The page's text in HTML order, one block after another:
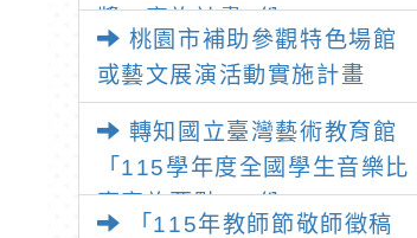
獎」實施計畫1份
桃園市補助參觀特色場館
或藝文展演活動實施計畫
轉知國立臺灣藝術教育館
「115學年度全國學生音樂比
賽實施要點」1份
「115年教師節敬師徵稿